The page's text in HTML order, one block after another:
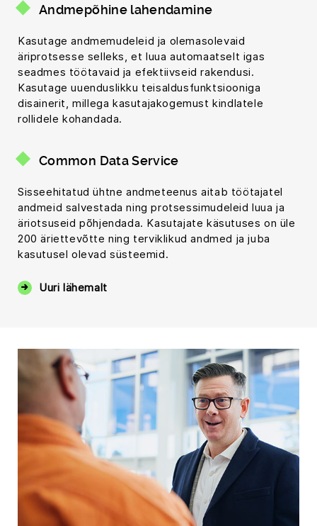
Andmepõhine lahendamine
Kasutage andmemudeleid ja olemasolevaid
äriprotsesse selleks, et luua automaatselt igas
seadmes töötavaid ja efektiivseid rakendusi.
Kasutage uuenduslikku teisaldusfunktsiooniga
disainerit, millega kasutajakogemust kindlatele
rollidele kohandada.
Common Data Service
Sisseehitatud ühtne andmeteenus aitab töötajatel
andmeid salvestada ning protsessimudeleid luua ja
äriotsuseid põhjendada. Kasutajate käsutuses on üle
200 äriettevõtte ning terviklikud andmed ja juba
kasutusel olevad süsteemid.
Uuri lähemalt